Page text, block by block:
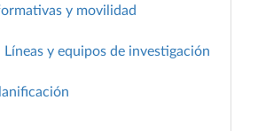
y movilidad
Líneas y equipos de investigación